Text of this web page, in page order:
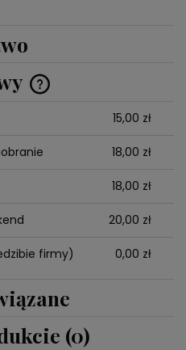
kosztów płatności
15,00 zł
18,00 zł
18,00 zł
20,00 zł
firmy) 0,00 zł
(0)